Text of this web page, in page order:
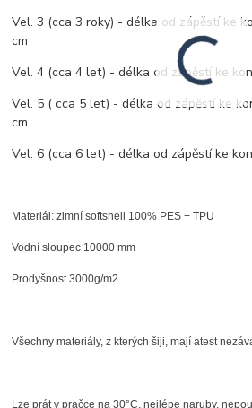
Vel. 3 (cca 3 roky) - délka od zápěstí ke
cm
Vel. 4 (cca 4 let) - délka od zápěstí ke
Vel. 5 ( cca 5 let) - délka od zápěstí ke
cm
Vel. 6 (cca 6 let) - délka od zápěstí ke
Materiál: zimní softshell 100% PES + TPU
Vodní sloupec 10000 mm
Prodyšnost 3000g/m2
Všechny materiály, z kterých šiji, mají atest
Lze prát v pračce na 30°C, nejlépe naruby,